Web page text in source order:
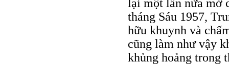
lại một lần nữa mở
tháng Sáu 1957,
hữu khuynh và
cũng làm như vậy
khủng hoảng trong